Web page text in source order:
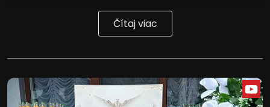
Čítaj viac